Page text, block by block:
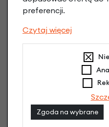
3
Raty do
preferencji.
Czytaj więcej
Zgoda na wybrane